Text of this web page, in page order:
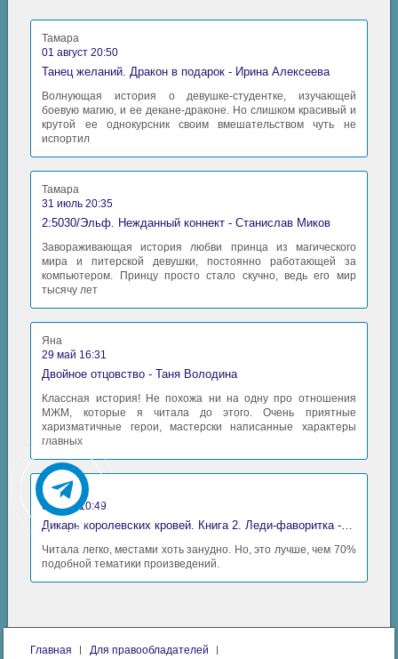
Тамара
01 август 20:50
Танец желаний. Дракон в подарок - Ирина Алексеева
Волнующая история о девушке-студентке, изучающей
боевую магию, и ее декане-драконе. Но слишком красивый и
крутой ее однокурсник своим вмешательством чуть не
испортил
Тамара
31 июль 20:35
2:5030/Эльф. Нежданный коннект - Станислав Миков
Завораживающая история любви принца из магического
мира и питерской девушки, постоянно работающей за
компьютером. Принцу просто стало скучно, ведь его мир
тысячу лет
Яна
29 май 16:31
Двойное отцовство - Таня Володина
Классная история! Не похожа ни на одну про отношения
МЖМ, которые я читала до этого. Очень приятные
харизматичные герои, мастерски написанные характеры
главных
Аида
06 май 10:49
Дикарь королевских кровей. Книга 2. Леди-фаворитка - Анна Сергеевна Гаврилова
Читала легко, местами хоть занудно. Но, это лучше, чем 70%
подобной тематики произведений.
Главная Для правообладателей